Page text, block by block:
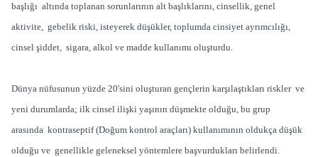
başlığı altında toplanan sorunlarının alt başlıklarını, cinsellik, genel
aktivite, gebelik riski, isteyerek düşükler, toplumda cinsiyet ayrımcılığı,
cinsel şiddet, sigara, alkol ve madde kullanımı oluşturdu.
Dünya nüfusunun yüzde 20'sini oluşturan gençlerin karşılaştıkları riskler ve
yeni durumlarda; ilk cinsel ilişki yaşının düşmekte olduğu, bu grup
arasında kontraseptif (Doğum kontrol araçları) kullanımının oldukça düşük
olduğu ve genellikle geleneksel yöntemlere başvurdukları belirlendi.